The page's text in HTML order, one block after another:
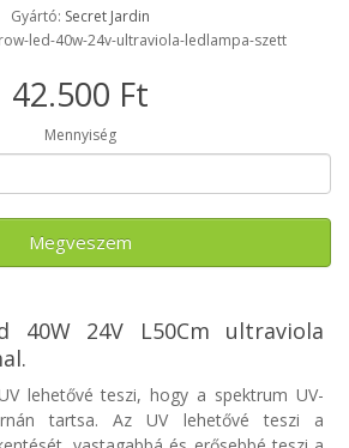
Gyártó: Secret Jardin
led-40w-24v-ultraviola-ledlampa-szett
42.500 Ft
Mennyiség
Megveszem
40W 24V L50Cm ultraviola
lehetővé teszi, hogy a spektrum UV-
tartsa. Az UV lehetővé teszi a